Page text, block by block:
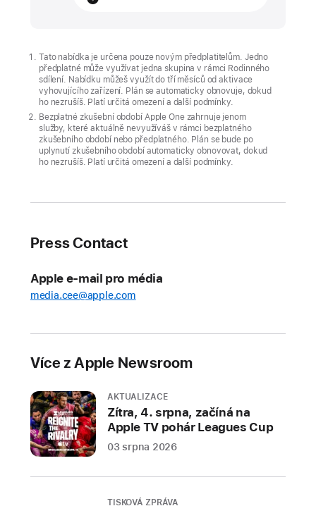
Apple Arcade
novinka
Play-
Doh
World,
v
níž
se
Přibudou
hry
Worms
Worlds,
Go
a Everybody
Shogi
Už
bohatý
Tato nabídka je určena pouze novým předplatitelům. Jedno
předplatné může využívat jedna skupina v rámci Rodinného
sdílení. Nabídku můžeš využít do tří měsíců od aktivace
vyhovujícího zařízení. Plán se automaticky obnovuje, dokud
ho nezrušíš. Platí určitá omezení a další podmínky.
Bezplatné zkušební období Apple One zahrnuje jenom
služby, které aktuálně nevyužíváš v rámci bezplatného
zkušebního období nebo předplatného. Plán se bude po
uplynutí zkušebního období automaticky obnovovat, dokud
ho nezrušíš. Platí určitá omezení a další podmínky.
Press Contact
Apple e-mail pro média
media.cee@apple.com
Více z Apple Newsroom
AKTUALIZACE
Zítra, 4. srpna, začíná na
Apple TV pohár Leagues Cup
03 srpna 2026
TISKOVÁ ZPRÁVA